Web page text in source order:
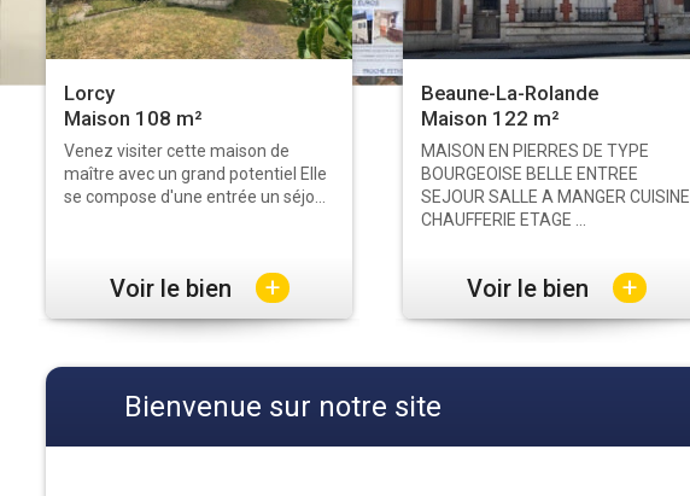
Lorcy
Maison 108 m²
Venez visiter cette maison de
maître avec un grand potentiel Elle
se compose d'une entrée un séjo...
Voir le bien +
Beaune-La-Rolande
Maison 122 m²
MAISON EN PIERRES DE TYPE
BOURGEOISE BELLE ENTREE
SEJOUR SALLE A MANGER CUISINE
CHAUFFERIE ETAGE ...
Voir le bien +
Bienvenue sur notre site